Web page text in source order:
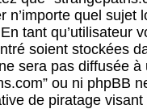
n’importe quel sujet
tant qu’utilisateur
soient stockées
sera pas diffusée
ou ni phpBB
de piratage